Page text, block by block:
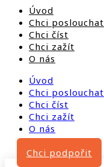
Úvod
Chci poslouchat
Chci číst
Chci zažít
O nás
Úvod
Chci poslouchat
Chci číst
Chci zažít
O nás
Chci podpořit